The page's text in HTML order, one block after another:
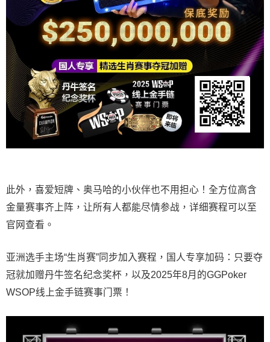
此外，喜爱短牌、奥马哈的小伙伴也不用担心！全方位高含
金量赛事齐上阵，让所有人都能尽情参战，详细赛程可以至
官网查看。
亚洲选手主场“生肖赛”同步加入赛程，国人专享加码：只要夺
冠就加赠丹牛签名纪念奖杯，以及2025年8月的GGPoker
WSOP线上金手链赛事门票！